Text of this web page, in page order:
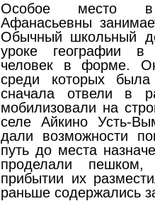
Особое место в
Афанасьевны
Обычный школьный
уроке географии в
человек в форме.
среди которых
сначала отвели в
мобилизовали на
селе Айкино Усть-
дали возможности
путь до места
проделали
прибытии их
раньше содержались